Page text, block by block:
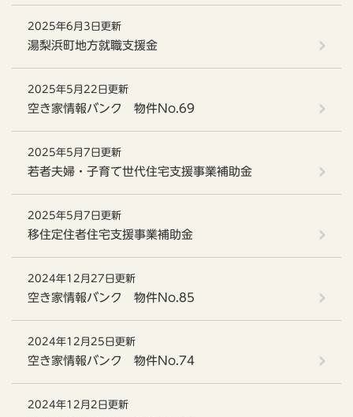
2025年6月3日更新
湯梨浜町地方就職支援金
2025年5月22日更新
空き家情報バンク 物件No.69
2025年5月7日更新
若者夫婦・子育て世代住宅支援事業補助金
2025年5月7日更新
移住定住者住宅支援事業補助金
2024年12月27日更新
空き家情報バンク 物件No.85
2024年12月25日更新
空き家情報バンク 物件No.74
2024年12月2日更新